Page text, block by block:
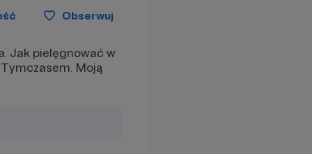
Obserwuj
Jak pielęgnować w
Moją